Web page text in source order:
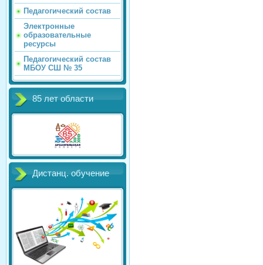
Педагогический состав
Электронные
образовательные
ресурсы
Педагогический состав
МБОУ СШ № 35
85 лет области
Дистанц. обучение